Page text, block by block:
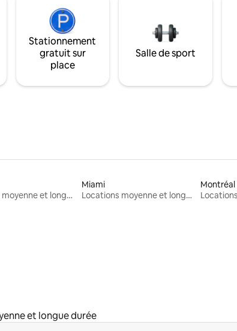
Stationnement
gratuit sur
place
Salle de sport
Locations moyenne et longue durée
Miami
Locations moyenne et longue durée
Montréal
et longue durée